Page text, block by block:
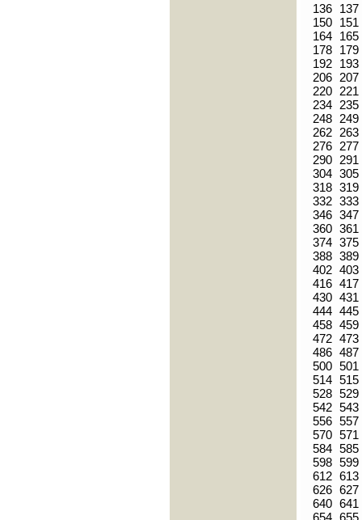
136
137
150
151
164
165
178
179
192
193
206 207
220
221
234
235
248
249
262
263
276
277
290
291
304 305
318 319
332 333
346 347
360 361
374 375
388 389
402 403
416 417
430 431
444 445
458 459
472 473
486 487
500 501
514 515
528 529
542 543
556 557
570 571
584 585
598 599
612 613
626 627
640 641
654 655